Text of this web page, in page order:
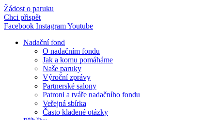
Žádost o paruku
Chci přispět
Facebook InstagramYoutube
Nadační fond
O nadačním fondu
Jak a komu pomáháme
Naše paruky
Výroční zprávy
Partnerské salony
Patroni a tváře nadačního fondu
Veřejná sbírka
Často kladené otázky